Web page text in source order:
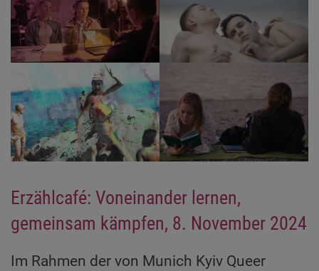
Erzählcafé: Voneinander lernen,
gemeinsam kämpfen, 8. November 2024
Im Rahmen der von Munich Kyiv Queer